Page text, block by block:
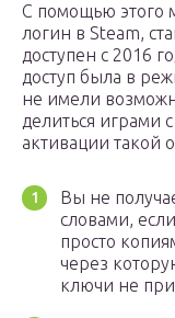
С помощью этого
логин в Steam,
доступен с 2016
доступ была в
не имели
делиться играми
активации такой
Вы не
словами,
просто
через
ключи не